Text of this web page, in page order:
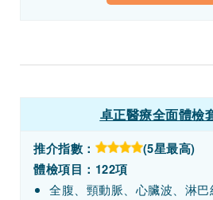
卓正醫療全面體檢
推介指數：
(5星最高)
體檢項目：122項
全腹、頸動脈、心臟波、淋